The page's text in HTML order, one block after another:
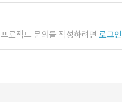
프로젝트 문의를 작성하려면 로그인